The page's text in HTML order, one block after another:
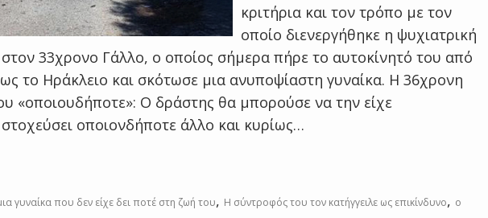
κριτήρια και τον τρόπο με τον
οποίο διενεργήθηκε η ψυχιατρική
33χρονο Γάλλο, ο οποίος σήμερα πήρε το αυτοκίνητό του από
το Ηράκλειο και σκότωσε μια ανυποψίαστη γυναίκα. Η 36χρονη
«οποιουδήποτε»: Ο δράστης θα μπορούσε να την είχε
οποιονδήποτε άλλο και κυρίως…
γυναίκα που δεν είχε δει ποτέ στη ζωή του, Η σύντροφός του τον κατήγγειλε ως επικίνδυνο, ο